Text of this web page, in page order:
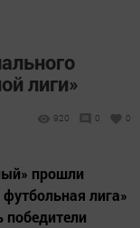
лиги»
920 0 0
прошли
лига»
победители